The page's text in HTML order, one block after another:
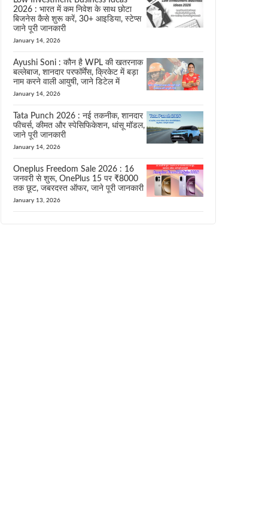
2026 : भारत में कम निवेश के साथ छोटा
बिजनेस कैसे शुरू करें, 30+ आइडिया, स्टेप्स
जाने पूरी जानकारी
January 14, 2026
Ayushi Soni : कौन है WPL की खतरनाक
बल्लेबाज, शानदार परफॉर्मेंस, क्रिकेट में बड़ा
नाम करने वाली आयुषी, जाने डिटेल में
January 14, 2026
Tata Punch 2026 : नई तकनीक, शानदार
फीचर्स, कीमत और स्पेसिफिकेशन, धांसू मॉडल,
जाने पूरी जानकारी
January 14, 2026
Oneplus Freedom Sale 2026 : 16
जनवरी से शुरू, OnePlus 15 पर ₹8000
तक छूट, जबरदस्त ऑफर, जाने पूरी जानकारी
January 13, 2026